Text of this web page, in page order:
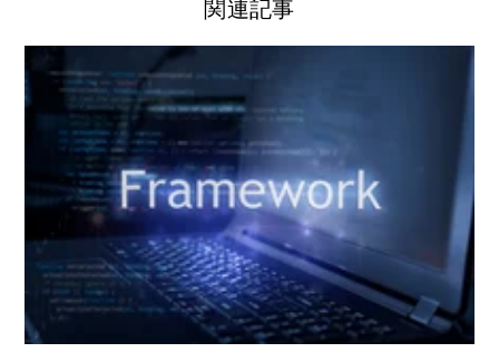
関連記事